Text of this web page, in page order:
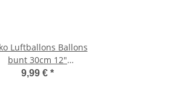
Luftballons Ballons
bunt 30cm 12"
Menge: 100
9,99 € *